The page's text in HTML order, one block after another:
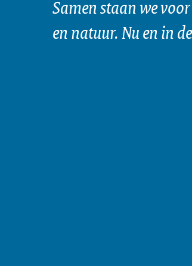
Samen staan we
en natuur. Nu en in